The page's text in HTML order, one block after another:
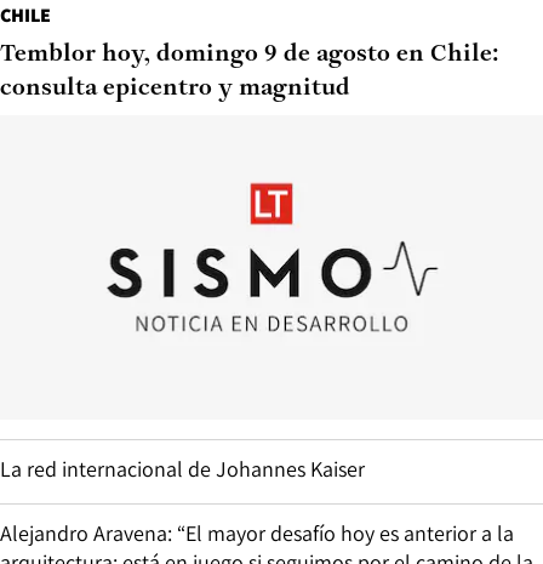
CHILE
Temblor hoy, domingo 9 de agosto en Chile:
consulta epicentro y magnitud
La red internacional de Johannes Kaiser
Alejandro Aravena: “El mayor desafío hoy es anterior a la